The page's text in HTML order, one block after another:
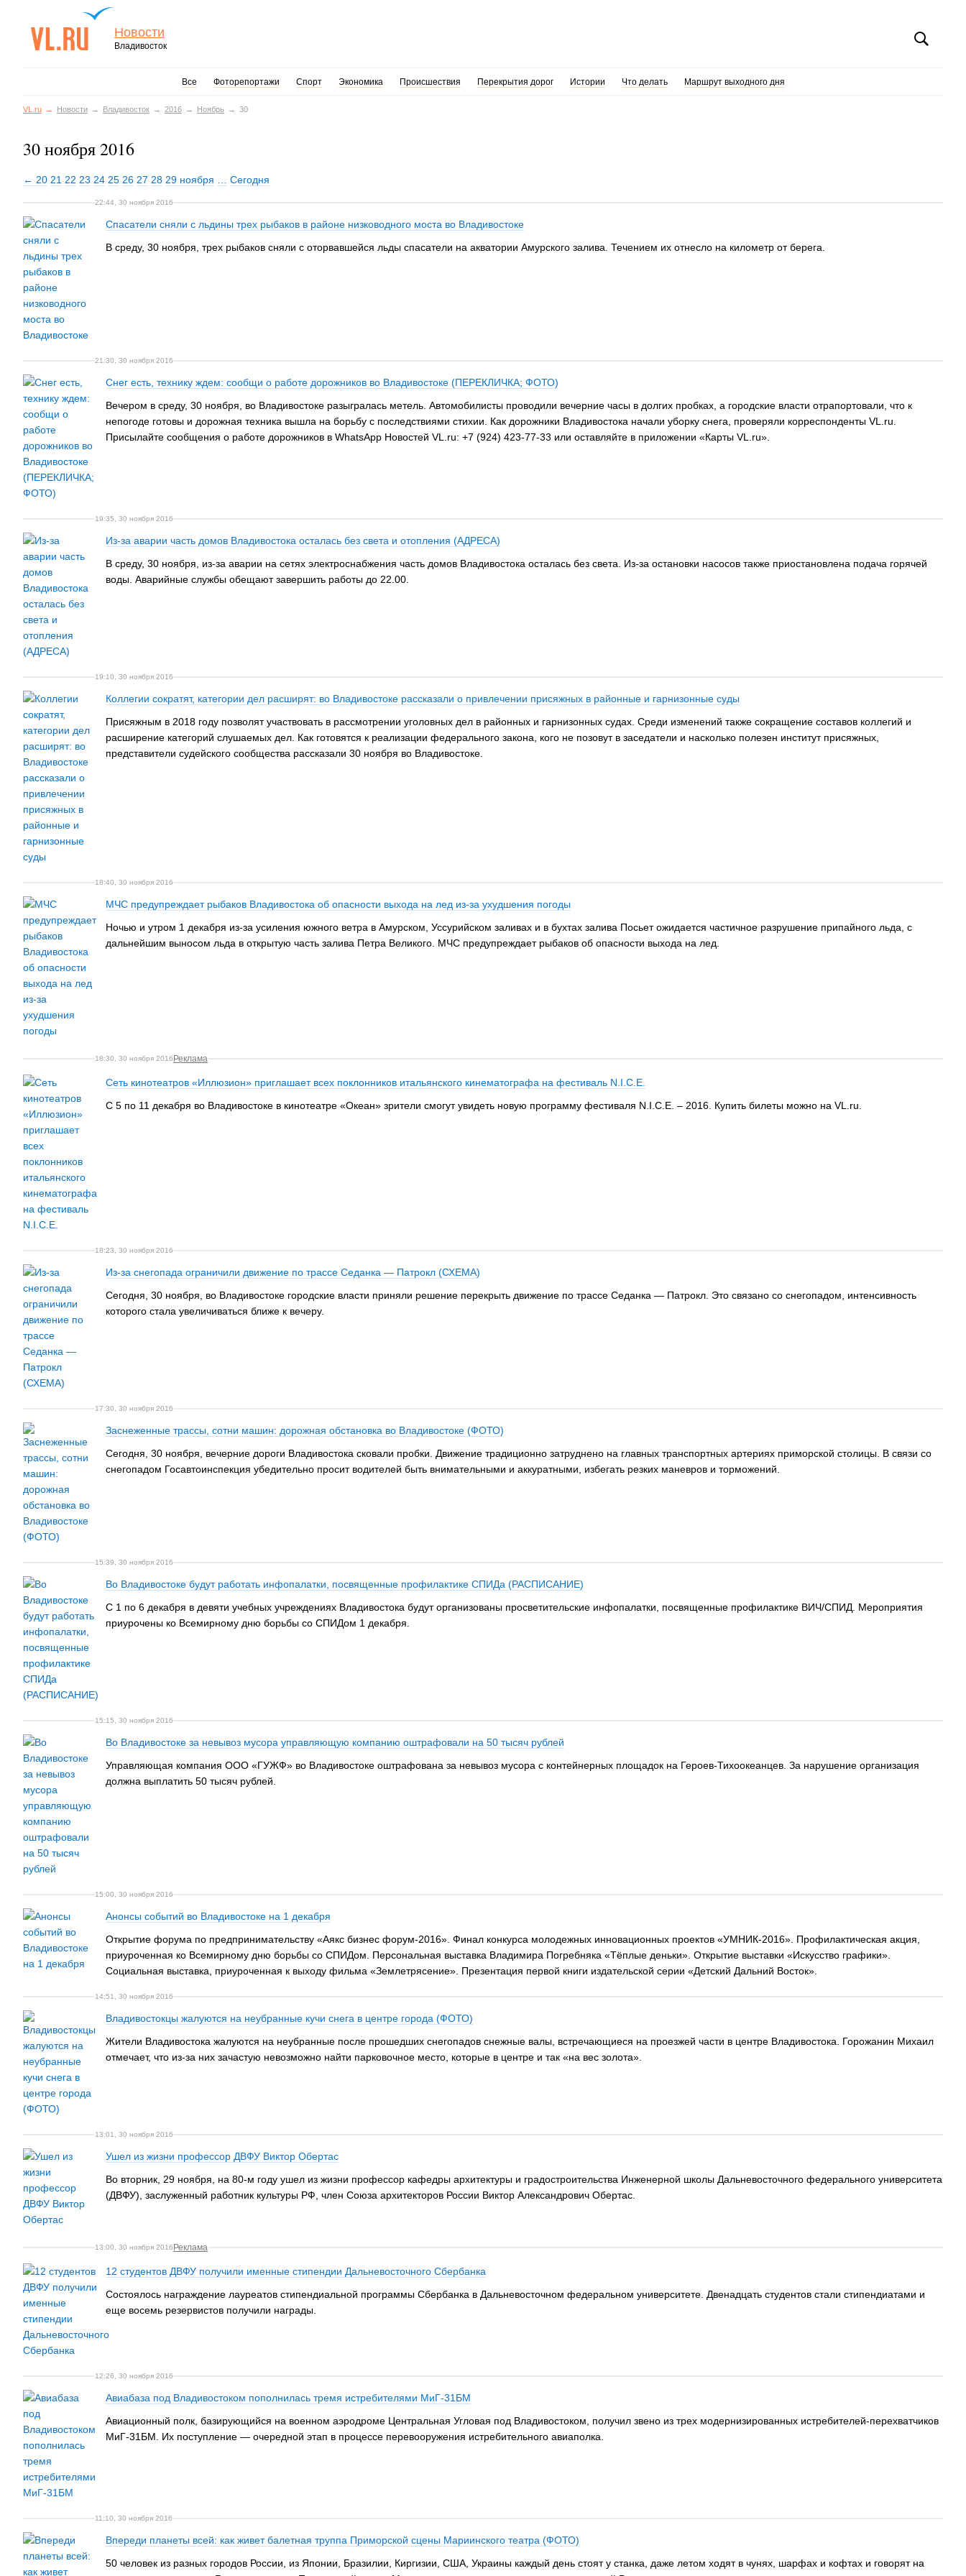
Новости
Владивосток
Все Фоторепортажи Спорт Экономика Происшествия Перекрытия дорог Истории Что делать Маршрут выходного дня
VL.ru Новости Владивосток 2016 Ноябрь 30
30 ноября 2016
← 20 21 22 23 24 25 26 27 28 29 ноября Сегодня
22:44, 30 ноября 2016
Спасатели сняли с льдины трех рыбаков в районе низководного моста во Владивостоке
В среду, 30 ноября, трех рыбаков сняли с оторвавшейся льды спасатели на акватории Амурского залива. Течением их отнесло на километр от берега.
21:30, 30 ноября 2016
Снег есть, технику ждем: сообщи о работе дорожников во Владивостоке (ПЕРЕКЛИЧКА; ФОТО)
Вечером в среду, 30 ноября, во Владивостоке разыгралась метель. Автомобилисты проводили вечерние часы в долгих пробках, а городские власти отрапортовали, что к
непогоде готовы и дорожная техника вышла на борьбу с последствиями стихии. Как дорожники Владивостока начали уборку снега, проверяли корреспонденты VL.ru.
Присылайте сообщения о работе дорожников в WhatsApp Новостей VL.ru: +7 (924) 423-77-33 или оставляйте в приложении «Карты VL.ru».
19:35, 30 ноября 2016
Из-за аварии часть домов Владивостока осталась без света и отопления (АДРЕСА)
В среду, 30 ноября, из-за аварии на сетях электроснабжения часть домов Владивостока осталась без света. Из-за остановки насосов также приостановлена подача горячей
воды. Аварийные службы обещают завершить работы до 22.00.
19:10, 30 ноября 2016
Коллегии сократят, категории дел расширят: во Владивостоке рассказали о привлечении присяжных в районные и гарнизонные суды
Присяжным в 2018 году позволят участвовать в рассмотрении уголовных дел в районных и гарнизонных судах. Среди изменений также сокращение составов коллегий и
расширение категорий слушаемых дел. Как готовятся к реализации федерального закона, кого не позовут в заседатели и насколько полезен институт присяжных,
представители судейского сообщества рассказали 30 ноября во Владивостоке.
18:40, 30 ноября 2016
МЧС предупреждает рыбаков Владивостока об опасности выхода на лед из-за ухудшения погоды
Ночью и утром 1 декабря из-за усиления южного ветра в Амурском, Уссурийском заливах и в бухтах залива Посьет ожидается частичное разрушение припайного льда, с
дальнейшим выносом льда в открытую часть залива Петра Великого. МЧС предупреждает рыбаков об опасности выхода на лед.
18:30, 30 ноября 2016 Реклама
Сеть кинотеатров «Иллюзион» приглашает всех поклонников итальянского кинематографа на фестиваль N.I.C.E.
С 5 по 11 декабря во Владивостоке в кинотеатре «Океан» зрители смогут увидеть новую программу фестиваля N.I.C.E. – 2016. Купить билеты можно на VL.ru.
18:23, 30 ноября 2016
Из-за снегопада ограничили движение по трассе Седанка — Патрокл (СХЕМА)
Сегодня, 30 ноября, во Владивостоке городские власти приняли решение перекрыть движение по трассе Седанка — Патрокл. Это связано со снегопадом, интенсивность
которого стала увеличиваться ближе к вечеру.
17:30, 30 ноября 2016
Заснеженные трассы, сотни машин: дорожная обстановка во Владивостоке (ФОТО)
Сегодня, 30 ноября, вечерние дороги Владивостока сковали пробки. Движение традиционно затруднено на главных транспортных артериях приморской столицы. В связи со
снегопадом Госавтоинспекция убедительно просит водителей быть внимательными и аккуратными, избегать резких маневров и торможений.
15:39, 30 ноября 2016
Во Владивостоке будут работать инфопалатки, посвященные профилактике СПИДа (РАСПИСАНИЕ)
С 1 по 6 декабря в девяти учебных учреждениях Владивостока будут организованы просветительские инфопалатки, посвященные профилактике ВИЧ/СПИД. Мероприятия
приурочены ко Всемирному дню борьбы со СПИДом 1 декабря.
15:15, 30 ноября 2016
Во Владивостоке за невывоз мусора управляющую компанию оштрафовали на 50 тысяч рублей
Управляющая компания ООО «ГУЖФ» во Владивостоке оштрафована за невывоз мусора с контейнерных площадок на Героев-Тихоокеанцев. За нарушение организация
должна выплатить 50 тысяч рублей.
15:00, 30 ноября 2016
Анонсы событий во Владивостоке на 1 декабря
Открытие форума по предпринимательству «Аякс бизнес форум-2016». Финал конкурса молодежных инновационных проектов «УМНИК-2016». Профилактическая акция,
приуроченная ко Всемирному дню борьбы со СПИДом. Персональная выставка Владимира Погребняка «Тёплые деньки». Открытие выставки «Искусство графики».
Социальная выставка, приуроченная к выходу фильма «Землетрясение». Презентация первой книги издательской серии «Детский Дальний Восток».
14:51, 30 ноября 2016
Владивостокцы жалуются на неубранные кучи снега в центре города (ФОТО)
Жители Владивостока жалуются на неубранные после прошедших снегопадов снежные валы, встречающиеся на проезжей части в центре Владивостока. Горожанин Михаил
отмечает, что из-за них зачастую невозможно найти парковочное место, которые в центре и так «на вес золота».
13:01, 30 ноября 2016
Ушел из жизни профессор ДВФУ Виктор Обертас
Во вторник, 29 ноября, на 80-м году ушел из жизни профессор кафедры архитектуры и градостроительства Инженерной школы Дальневосточного федерального университета
(ДВФУ), заслуженный работник культуры РФ, член Союза архитекторов России Виктор Александрович Обертас.
13:00, 30 ноября 2016 Реклама
12 студентов ДВФУ получили именные стипендии Дальневосточного Сбербанка
Состоялось награждение лауреатов стипендиальной программы Сбербанка в Дальневосточном федеральном университете. Двенадцать студентов стали стипендиатами и
еще восемь резервистов получили награды.
12:26, 30 ноября 2016
Авиабаза под Владивостоком пополнилась тремя истребителями МиГ-31БМ
Авиационный полк, базирующийся на военном аэродроме Центральная Угловая под Владивостоком, получил звено из трех модернизированных истребителей-перехватчиков
МиГ-31БМ. Их поступление — очередной этап в процессе перевооружения истребительного авиаполка.
11:10, 30 ноября 2016
Впереди планеты всей: как живет балетная труппа Приморской сцены Мариинского театра (ФОТО)
50 человек из разных городов России, из Японии, Бразилии, Киргизии, США, Украины каждый день стоят у станка, даже летом ходят в чунях, шарфах и кофтах и говорят на